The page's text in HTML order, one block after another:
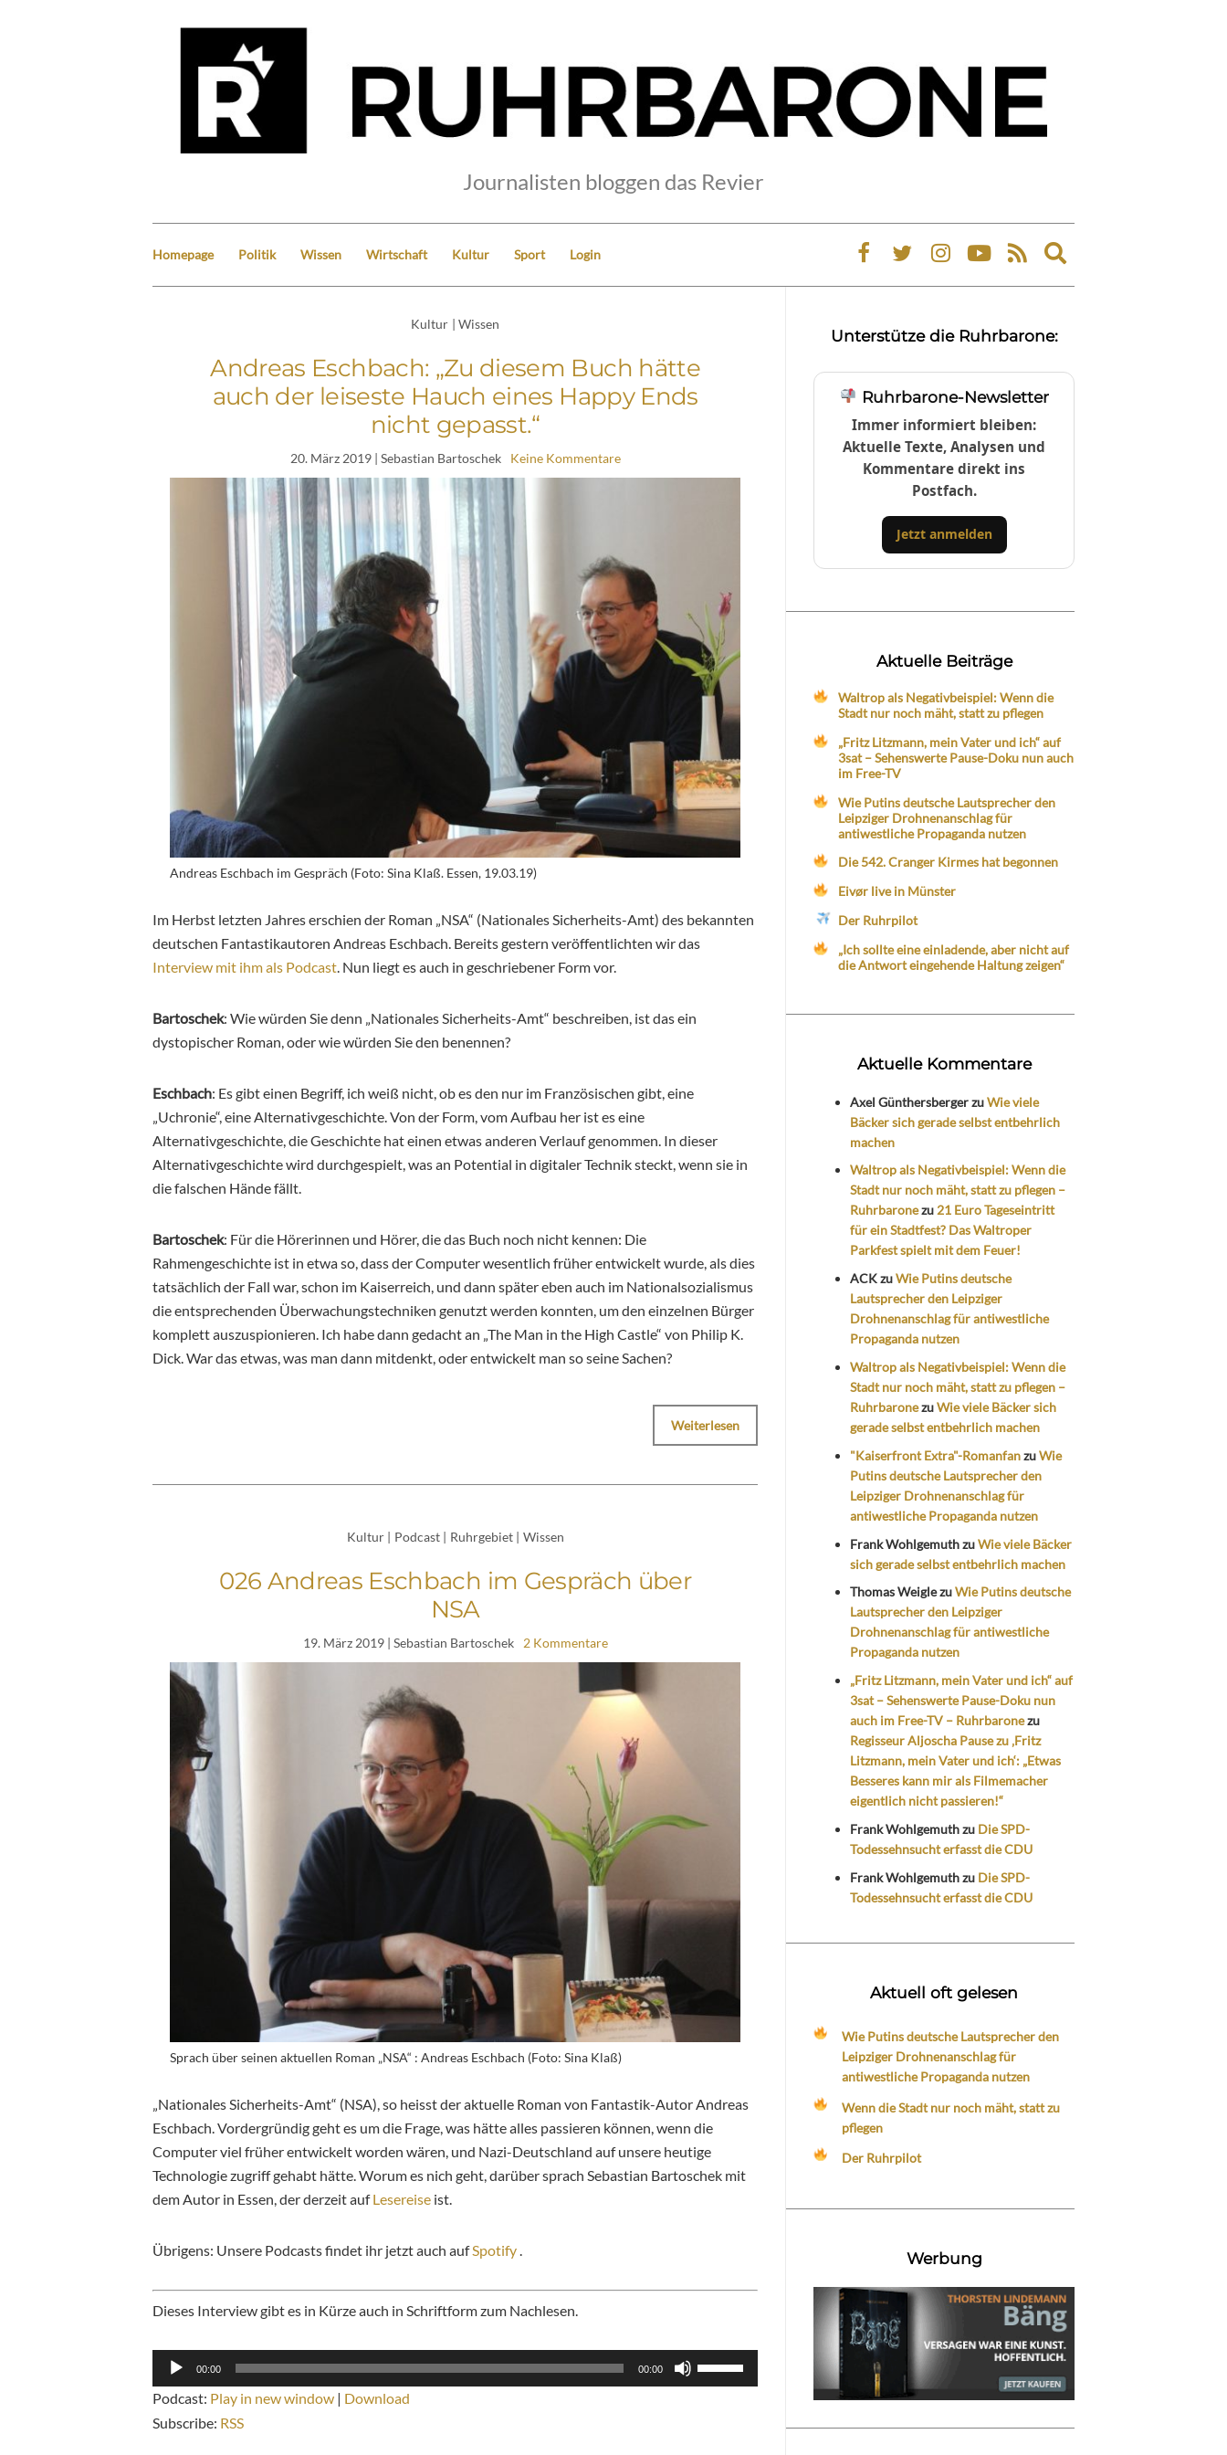
Journalisten bloggen das Revier
Homepage Politik Wissen Wirtschaft Kultur Sport Login
Expand
search
Kultur | Wissen
Andreas Eschbach: „Zu diesem Buch hätte
auch der leiseste Hauch eines Happy Ends
nicht gepasst.“
20. März 2019| Sebastian Bartoschek Keine Kommentare
Andreas Eschbach im Gespräch (Foto: Sina Klaß. Essen, 19.03.19)
Im Herbst letzten Jahres erschien der Roman „NSA“ (Nationales Sicherheits-Amt) des bekannten
deutschen Fantastikautoren Andreas Eschbach. Bereits gestern veröffentlichten wir das
Interview mit ihm als Podcast. Nun liegt es auch in geschriebener Form vor.
Bartoschek: Wie würden Sie denn „Nationales Sicherheits-Amt“ beschreiben, ist das ein
dystopischer Roman, oder wie würden Sie den benennen?
Eschbach: Es gibt einen Begriff, ich weiß nicht, ob es den nur im Französischen gibt, eine
„Uchronie“, eine Alternativgeschichte. Von der Form, vom Aufbau her ist es eine
Alternativgeschichte, die Geschichte hat einen etwas anderen Verlauf genommen. In dieser
Alternativgeschichte wird durchgespielt, was an Potential in digitaler Technik steckt, wenn sie in
die falschen Hände fällt.
Bartoschek: Für die Hörerinnen und Hörer, die das Buch noch nicht kennen: Die
Rahmengeschichte ist in etwa so, dass der Computer wesentlich früher entwickelt wurde, als dies
tatsächlich der Fall war, schon im Kaiserreich, und dann später eben auch im Nationalsozialismus
die entsprechenden Überwachungstechniken genutzt werden konnten, um den einzelnen Bürger
komplett auszuspionieren. Ich habe dann gedacht an „The Man in the High Castle“ von Philip K.
Dick. War das etwas, was man dann mitdenkt, oder entwickelt man so seine Sachen?
Weiterlesen
Kultur | Podcast | Ruhrgebiet | Wissen
026 Andreas Eschbach im Gespräch über
NSA
19. März 2019| Sebastian Bartoschek 2 Kommentare
Sprach über seinen aktuellen Roman „NSA“ : Andreas Eschbach (Foto: Sina Klaß)
„Nationales Sicherheits-Amt“ (NSA), so heisst der aktuelle Roman von Fantastik-Autor Andreas
Eschbach. Vordergründig geht es um die Frage, was hätte alles passieren können, wenn die
Computer viel früher entwickelt worden wären, und Nazi-Deutschland auf unsere heutige
Technologie zugriff gehabt hätte. Worum es nich geht, darüber sprach Sebastian Bartoschek mit
dem Autor in Essen, der derzeit aufLesereise ist.
Übrigens: Unsere Podcasts findet ihr jetzt auch aufSpotify.
Dieses Interview gibt es in Kürze auch in Schriftform zum Nachlesen.
Audio-
Player
00:00 00:00
Pfeiltasten
Hoch/Runter
Podcast: Play in new window | Download
Subscribe: RSS
Unterstütze die Ruhrbarone:
Ruhrbarone-Newsletter
Immer informiert bleiben:
Aktuelle Texte, Analysen und
Kommentare direkt ins
Postfach.
Jetzt anmelden
Aktuelle Beiträge
Waltrop als Negativbeispiel: Wenn die
Stadt nur noch mäht, statt zu pflegen
„Fritz Litzmann, mein Vater und ich“ auf
3sat – Sehenswerte Pause-Doku nun auch
im Free-TV
Wie Putins deutsche Lautsprecher den
Leipziger Drohnenanschlag für
antiwestliche Propaganda nutzen
Die 542. Cranger Kirmes hat begonnen
Eivør live in Münster
Der Ruhrpilot
„Ich sollte eine einladende, aber nicht auf
die Antwort eingehende Haltung zeigen“
Aktuelle Kommentare
Axel GünthersbergerzuWie viele
Bäcker sich gerade selbst entbehrlich
machen
Waltrop als Negativbeispiel: Wenn die
Stadt nur noch mäht, statt zu pflegen –
Ruhrbaronezu 21 Euro Tageseintritt
für ein Stadtfest? Das Waltroper
Parkfest spielt mit dem Feuer!
ACKzuWie Putins deutsche
Lautsprecher den Leipziger
Drohnenanschlag für antiwestliche
Propaganda nutzen
Waltrop als Negativbeispiel: Wenn die
Stadt nur noch mäht, statt zu pflegen –
RuhrbaronezuWie viele Bäcker sich
gerade selbst entbehrlich machen
"Kaiserfront Extra"-RomanfanzuWie
Putins deutsche Lautsprecher den
Leipziger Drohnenanschlag für
antiwestliche Propaganda nutzen
Frank WohlgemuthzuWie viele Bäcker
sich gerade selbst entbehrlich machen
Thomas WeiglezuWie Putins deutsche
Lautsprecher den Leipziger
Drohnenanschlag für antiwestliche
Propaganda nutzen
„Fritz Litzmann, mein Vater und ich“ auf
3sat – Sehenswerte Pause-Doku nun
auch im Free-TV – Ruhrbaronezu
Regisseur Aljoscha Pause zu ‚Fritz
Litzmann, mein Vater und ich‘: „Etwas
Besseres kann mir als Filmemacher
eigentlich nicht passieren!“
Frank Wohlgemuthzu Die SPD-
Todessehnsucht erfasst die CDU
Frank Wohlgemuthzu Die SPD-
Todessehnsucht erfasst die CDU
Aktuell oft gelesen
Wie Putins deutsche Lautsprecher den
Leipziger Drohnenanschlag für
antiwestliche Propaganda nutzen
Wenn die Stadt nur noch mäht, statt zu
pflegen
Der Ruhrpilot
Werbung